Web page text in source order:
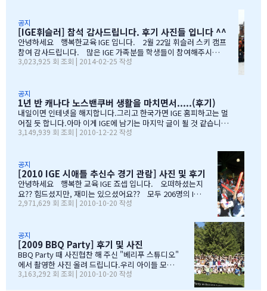
정말 대단합니다.발론티어로 돌아가는 것도 대단하고요. 큰아이가
처음 왔을 떼 G4 영어도 잘 못하고 힘들어 할 때 워낙 엉뚱한 놈이라
엉뚱한 짓을 할 때도 선생님께서 괜찮다고남자아이들은 그렇게 크는
거라고 말씀해주시고아이의 작은 장단점도 다 알고 계시고 장점도
크게 칭찬해주시고학년 마지막 주에는 저를 앉혀놓고 방학 캠프 리
공지
[IGE휘슬러] 참석 감사드립니다. 후기 사진들 입니다 ^^
안녕하세요 행복한교육 IGE 입니다. 2월 22일 휘슬러 스키 캠프
참여 감사드립니다. 많은 IGE 가족분들 학생들이 참여해주시고,
빛내주셔서 감사드립니다. 안타깝게도 화창한 날씨여야하는데,
장님, 웨스트캐나다 보험 김정중부장님, 하나투어 지용구님, IGE S
CHOOL 부서에 김미정선생님, 박숙희 선생님 그리고 코퀴틀람 사
무실에 김의정팀장님, 김예경님 진심을 감사드립니다. 마지막으
로 요번 행사를 진행해주신 전준성 본부장님께 감사드리며, 이벤트
까지 준비해주신 본부장님 수고많으셨습니다. " 스키 이벤트" 꼭
들은 댓글로 남겨주시면, 카톡 혹은 메일로 보내드리겠습니다. 감
사합니다.…
3,023,925 회 조회 | 2014-02-25 작성
공지
1년 반 캐나다 노스밴쿠버 생활을 마치면서.....(후기)
내일이면 인테넷을 해지합니다.그리고 한국가면 IGE 홈피하고는 멀
어질 듯 합니다.아마 이게 IGE에 남기는 마지막 글이 될 것 같습니다
1년 반동안의 시간...저희 아이들에게 너무 소중한 시간이였습니다.
선택이였는데......추천 받은 세 군 데 중에서 선택한 IGE.....서비스
마인드가 확실하고 고객을 끝까지 책임질 줄 아는 회사였습니다.한
국 학생이 적은 웨스트 벤쿠버. 그리고 정 사장님이 추천해주신 caulf
eild.....최고의 선택이였습니다. 아이들은 지난 주 부터 계속 farew
ell party입니다.지난 주에 큰애는 6학년 남자 애들 모두 모여서 이번
에 떠나는 한국 아이 2명을 위한 피자파티에 참석하였고 이번 주는 6
학년 아이들끼리 노벤에 있는 레이저텍에서 번개 모임을 하고 놀다가
왔습니다.둘째는 친했던 친구들 집에 초대를 받아서 4명의 친구와 돌
아가면서 sleep over하느라 집에 들어오질 않습니…
3,149,939 회 조회 | 2010-12-22 작성
공지
[2010 IGE 시애틀 추신수 경기 관람] 사진 및 후기
안녕하세요 행복한 교육 IGE 죠셉 입니다. 오떠하셨는지
요?? 힘드셨지만, 재미는 있으셨어요?? 모두 206명의 IGE
가족분들이 참석하셨으며, 무사히 이벤트 마무리되었습니
습니다. 감사합니다...꾸벅!!! 이른 아침부터 준비하시고,
국경에서 장작 3시간동안 시간이 걸리셨고....오마이갓~!!!
그래두 미국땅은 밟아보았죠~~추신수도 보고~~야구경기도
보고~~~따뜻한 햇빛아래에서 시원한 맥주도....ㅋㅋㅋ ^^
아버님/어머님들의 여유스러운 모습에 저 또한 신나드라고
요~~~응원도 힘차게 하며...단지 추신수 선수가 뒷 돌아보지
않아서 아쉬웠지만...........( 쫌~~ 뒤를 돌아보고 손 한번 흔
2,971,629 회 조회 | 2010-10-20 작성
공지
[2009 BBQ Party] 후기 및 사진
BBQ Party 때 사진협찬 해 주신 "베리푸 스튜디오"
에서 촬영한 사진 올려 드립니다.우리 아이들 모
습 잘 찾아 보세요..혹시나 빠진 가족이 있더라도 용
3,163,292 회 조회 | 2010-10-20 작성